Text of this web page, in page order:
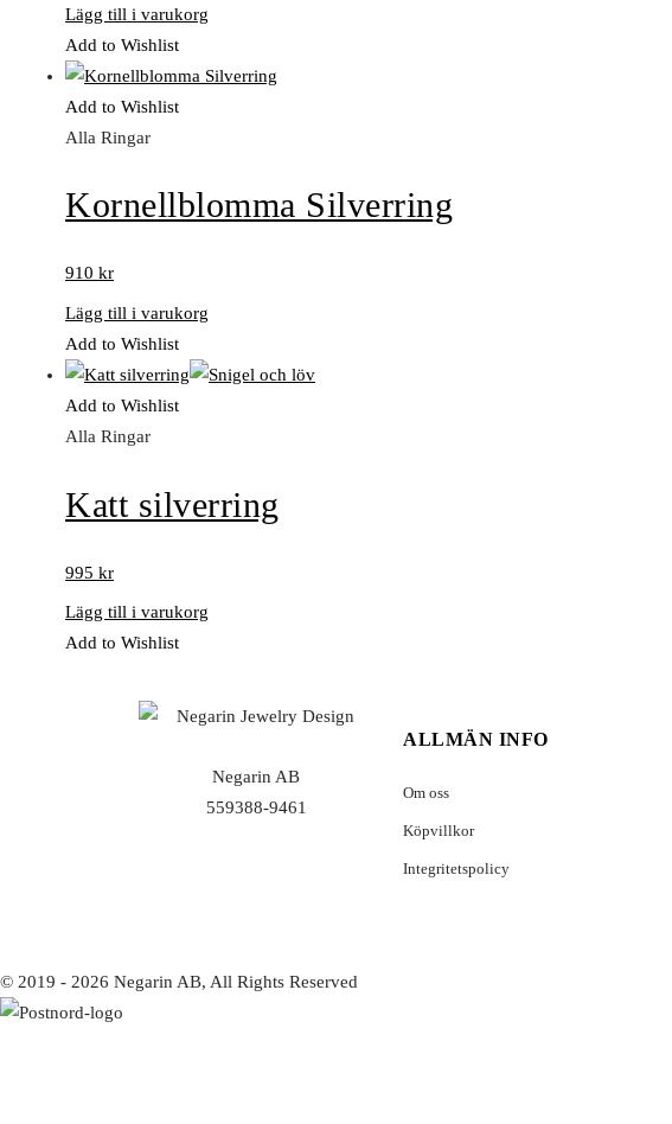
Lägg till i varukorg
Add to Wishlist
Add to Wishlist
Alla Ringar
Kornellblomma Silverring
910 kr
Lägg till i varukorg
Add to Wishlist
Add to Wishlist
Alla Ringar
Katt silverring
995 kr
Lägg till i varukorg
Add to Wishlist
Negarin AB
559388-9461
ALLMÄN INFO
Om oss
Köpvillkor
Integritetspolicy
© 2019 - 2026 Negarin AB, All Rights Reserved